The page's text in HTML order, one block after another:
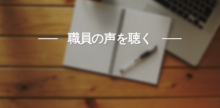
職員の声を聴く